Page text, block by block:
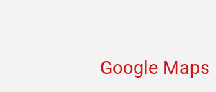
Google Maps